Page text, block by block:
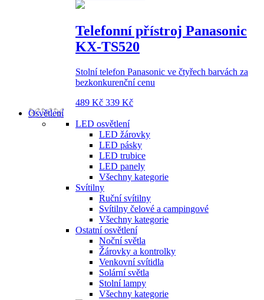
Telefonní přístroj Panasonic
KX-TS520
Stolní telefon Panasonic ve čtyřech barvách za
bezkonkurenční cenu
489 Kč 339 Kč
Osvětlení
LED osvětlení
LED žárovky
LED pásky
LED trubice
LED panely
Všechny kategorie
Svítilny
Ruční svítilny
Svítilny čelové a campingové
Všechny kategorie
Ostatní osvětlení
Noční světla
Žárovky a kontrolky
Venkovní svítidla
Solární světla
Stolní lampy
Všechny kategorie